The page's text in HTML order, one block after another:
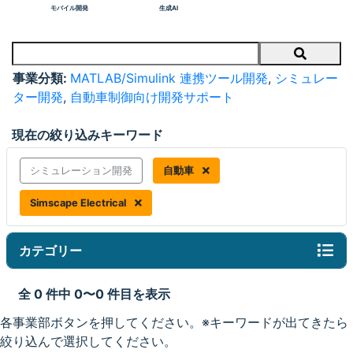
モバイル開発 生成AI
Search
事業分類: MATLAB/Simulink 連携ツール開発, シミュレー
ター開発, 自動車制御向け開発サポート
現在の絞り込みキーワード
シミュレーション開発 自動車
Simscape Electrical
カテゴリー
全 0 件中 0〜0 件目を表示
各事業部ボタンを押してください。※キーワードが出てきたら
絞り込んで選択してください。